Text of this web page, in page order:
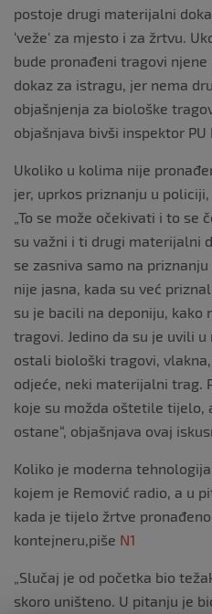
postoje drugi materijalni
‘veže’ za mjesto i za žrtvu.
bude pronađeni tragovi
dokaz za istragu, jer nema
objašnjenja za biološke
objašnjava bivši inspektor PU
Ukoliko u kolima nije
jer, uprkos priznanju u policiji,
„To se može očekivati i to se
su važni i ti drugi materijalni
se zasniva samo na
nije jasna, kada su već
su je bacili na deponiju, kako
tragovi. Jedino da su je uvili
ostali biološki tragovi,
odjeće, neki materijalni trag.
koje su možda oštetile tijelo,
ostane“, objašnjava ovaj
Koliko je moderna
kojem je Remović radio, a u
kada je tijelo žrtve
kontejneru,piše N1
„Slučaj je od početka bio
skoro uništeno. U pitanju je